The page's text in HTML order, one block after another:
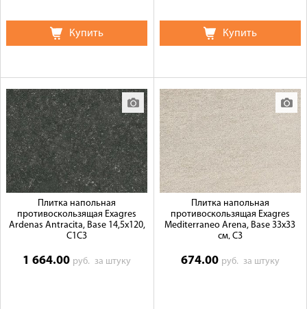
Купить Купить
Плитка напольная
противоскользящая Exagres
Ardenas Antracita, Base 14,5x120,
C1C3
1 664.00 руб.за штуку
Плитка напольная
противоскользящая Exagres
Mediterraneo Arena, Base 33x33
см, C3
674.00 руб. за штуку